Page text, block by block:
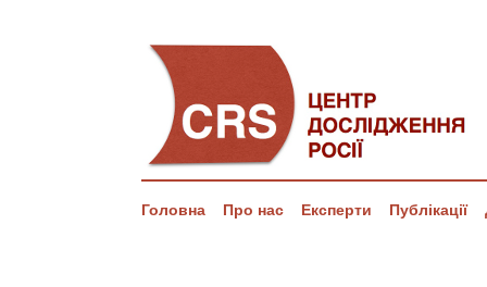
Головна Про нас Експерти Публікації